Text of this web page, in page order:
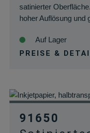
satinierter
hoher Auflösung und
Auf Lager
PREISE &
91650